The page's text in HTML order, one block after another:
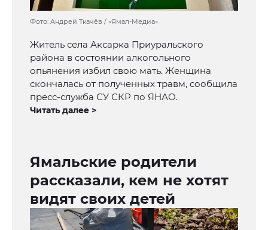
Фото: Андрей Ткачёв / «Ямал-Медиа»
Житель села Аксарка Приуральского
района в состоянии алкогольного
опьянения избил свою мать. Женщина
скончалась от полученных травм, сообщила
пресс-служба СУ СКР по ЯНАО.
Читать далее >
Ямальские родители
рассказали, кем не хотят
видят своих детей